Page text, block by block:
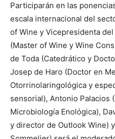
Participarán en las
escala internacional del
of Wine y Vicepresidenta
(Master of Wine y Wine
de Toda (Catedrático y
Josep de Haro (Doctor en
Otorrinolaringológica y
sensorial), Antonio Palacios
Microbiología Enológica),
y director de Outlook Wine)